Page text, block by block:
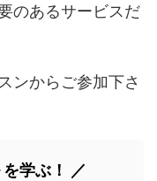
のあるサービスだ
ンからご参加下さ
学ぶ！ ／